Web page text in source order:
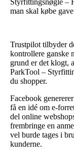
man skal købe
Trustpilot tilbyder
kontrollere ganske
grund er det klogt,
ParkTool –
du shopper.
Facebook
få en idé om e-
del online
frembringe en
vel burde tages i
kunderne.